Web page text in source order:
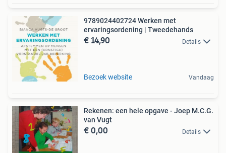
9789024402724 Werken met
ervaringsordening | Tweedehands
€ 14,90 Details
Bezoek website Vandaag
Rekenen: een hele opgave - Joep M.C.G.
van Vugt
€ 0,00 Details